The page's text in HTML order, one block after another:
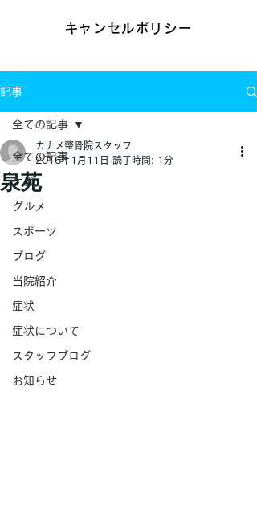
キャンセルポリシー
記事
全ての記事
ケガ
グルメ
スポーツ
ブログ
当院紹介
症状
症状について
スタッフブログ
お知らせ
全ての記事
泉苑
カナメ整骨院スタッフ
2016年1月11日 読了時間: 1分